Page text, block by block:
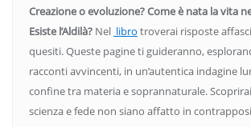
Creazione o evoluzione? Come è nata la vita
Esiste l’Aldilà? Nel libro troverai risposte
quesiti. Queste pagine ti guideranno,
racconti avvincenti, in un’autentica indagine
confine tra materia e soprannaturale.
scienza e fede non siano affatto in